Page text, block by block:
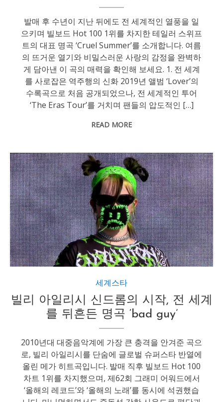
발매 후 수년이 지난 뒤에도 전 세계적인 열풍을 일
으키며 빌보드 Hot 100 1위를 차지한 테일러 스위프
트의 대표 명곡 ‘Cruel Summer’를 소개합니다. 여름
의 뜨거운 열기와 비밀스러운 사랑의 감정을 완벽하
게 담아낸 이 곡의 매력을 확인해 보세요. 1. 전 세계
를 사로잡은 역주행의 신화 2019년 앨범 ‘Lover’의
수록곡으로 처음 공개되었으나, 전 세계적인 투어
‘The Eras Tour’를 거치며 팬들의 압도적인 […]
READ MORE
세계스타
빌리 아일리시 신드롬의 시작, 전 세계
를 뒤흔든 명곡 ‘bad guy’
2010년대 대중음악계에 가장 큰 충격을 안겨준 곡으
로, 빌리 아일리시를 단숨에 글로벌 슈퍼스타 반열에
올린 메가 히트곡입니다. 발매 직후 빌보드 Hot 100
차트 1위를 차지했으며, 제62회 그래미 어워드에서
‘올해의 레코드’와 ‘올해의 노래’를 동시에 석권했습